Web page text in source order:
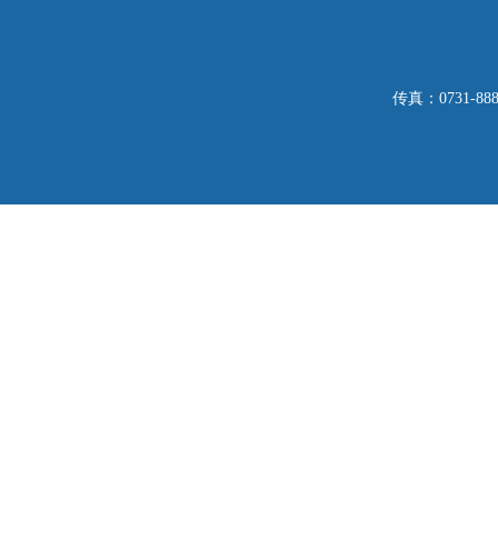
传真：0731-